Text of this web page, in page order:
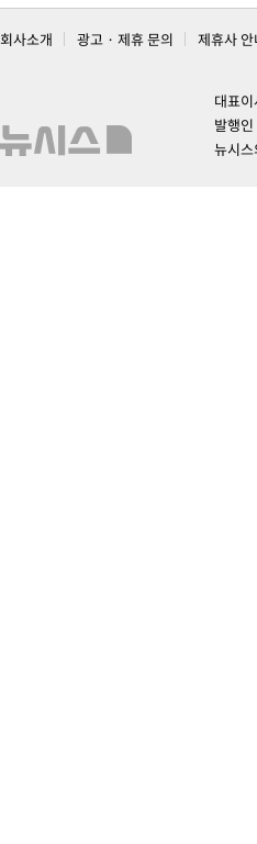
회사소개 광고 · 제휴 문의 제휴사 안
대표
발행
뉴시